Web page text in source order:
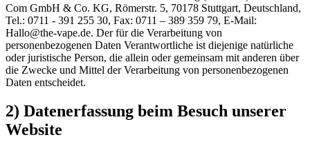
Com GmbH & Co. KG, Römerstr. 5, 70178 Stuttgart, Deutschland,
Tel.: 0711 - 391 255 30, Fax: 0711 – 389 359 79, E-Mail:
Hallo@the-vape.de. Der für die Verarbeitung von
personenbezogenen Daten Verantwortliche ist diejenige natürliche
oder juristische Person, die allein oder gemeinsam mit anderen über
die Zwecke und Mittel der Verarbeitung von personenbezogenen
Daten entscheidet.
2) Datenerfassung beim Besuch unserer
Website